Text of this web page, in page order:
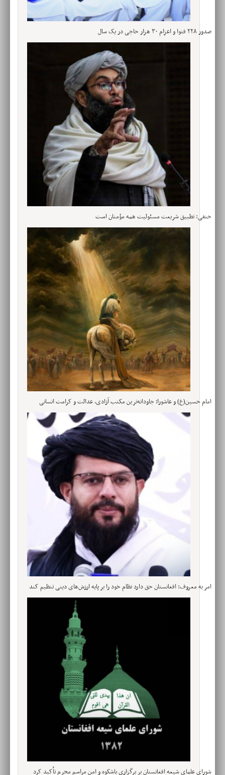
صدور ۲۲۸ فتوا و اعزام ۳۰ هزار حاجی در یک سال
حنفی: تطبیق شریعت مسئولیت همه مؤمنان است
امام حسین(ع) و عاشورا؛ جاودانه‌ترین مکتب آزادی، عدالت و کرامت انسانی
امر به معروف: افغانستان حق دارد نظام خود را بر پایه ارزش‌های دینی تنظیم کند
شورای علمای شیعه افغانستان بر برگزاری باشکوه و امن مراسم محرم تأکید کرد